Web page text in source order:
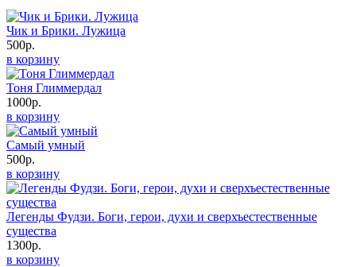
Чик и Брики. Лужица
500р.
в корзину
Тоня Глиммердал
1000р.
в корзину
Самый умный
500р.
в корзину
Легенды Фудзи. Боги, герои, духи и сверхъестественные
существа
1300р.
в корзину